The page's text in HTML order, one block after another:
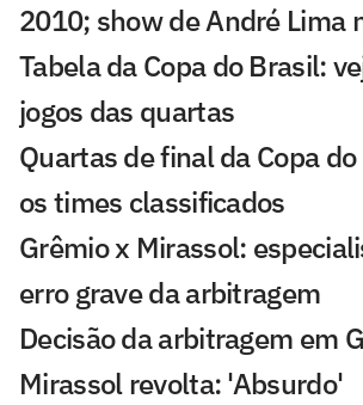
2010; show de André Lima
Tabela da Copa do Brasil:
jogos das quartas
Quartas de final da Copa
os times classificados
Grêmio x Mirassol:
erro grave da arbitragem
Decisão da arbitragem em
Mirassol revolta: 'Absurdo'